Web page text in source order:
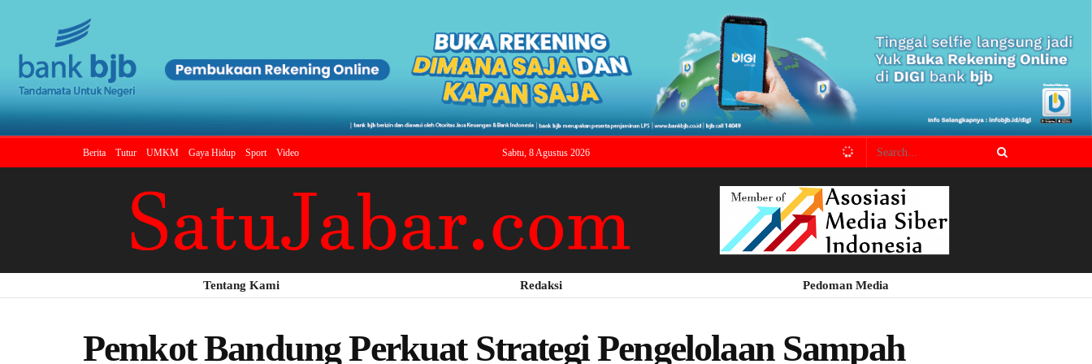
Berita Tutur UMKM Gaya Hidup Sport Video Sabtu, 8 Agustus 2026
Tentang Kami Redaksi Pedoman Media
Pemkot Bandung Perkuat Strategi Pengelolaan Sampah